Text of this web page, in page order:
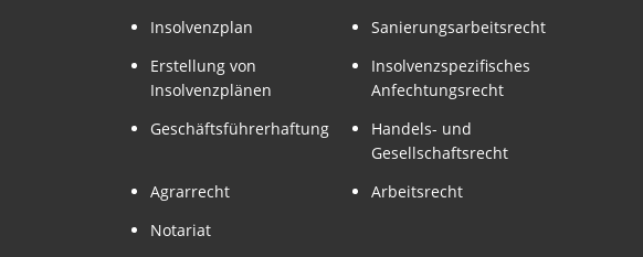
Insolvenzplan
Sanierungsarbeitsrecht
Erstellung von
Insolvenzplänen
Insolvenzspezifisches
Anfechtungsrecht
Geschäftsführerhaftung
Handels- und
Gesellschaftsrecht
Agrarrecht
Arbeitsrecht
Notariat